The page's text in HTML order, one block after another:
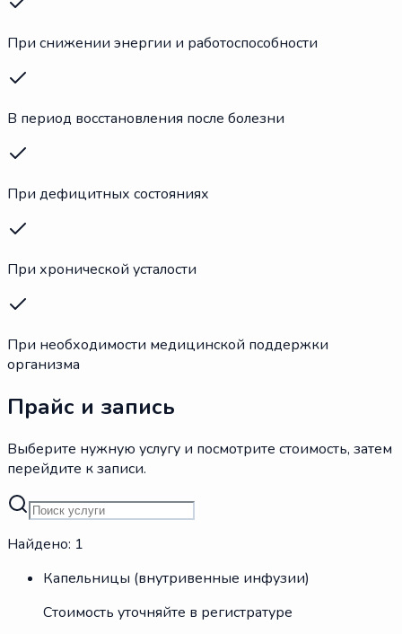
При снижении энергии и работоспособности
В период восстановления после болезни
При дефицитных состояниях
При хронической усталости
При необходимости медицинской поддержки
организма
Прайс и запись
Выберите нужную услугу и посмотрите стоимость, затем
перейдите к записи.
Найдено: 1
Капельницы (внутривенные инфузии)
Стоимость уточняйте в регистратуре